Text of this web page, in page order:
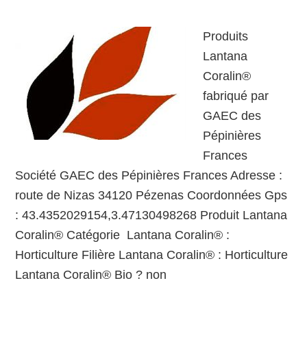
Produits
Lantana
Coralin®
fabriqué par
GAEC des
Pépinières
Frances
Société GAEC des Pépinières Frances Adresse :
route de Nizas 34120 Pézenas Coordonnées Gps
: 43.4352029154,3.47130498268 Produit Lantana
Coralin® Catégorie Lantana Coralin® :
Horticulture Filière Lantana Coralin® : Horticulture
Lantana Coralin® Bio ? non